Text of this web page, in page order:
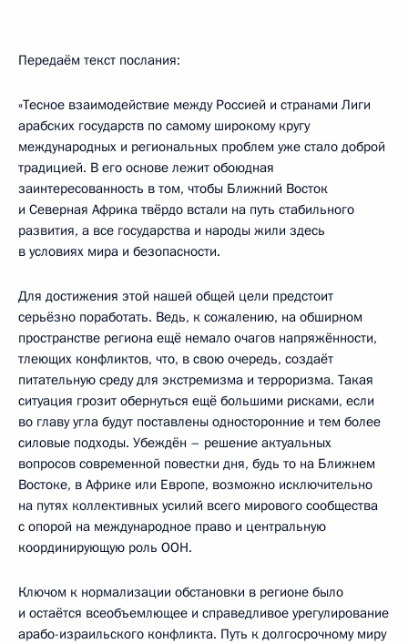
Передаём текст послания:
«Тесное взаимодействие между Россией и странами Лиги
арабских государств по самому широкому кругу
международных и региональных проблем уже стало доброй
традицией. В его основе лежит обоюдная
заинтересованность в том, чтобы Ближний Восток
и Северная Африка твёрдо встали на путь стабильного
развития, а все государства и народы жили здесь
в условиях мира и безопасности.
Для достижения этой нашей общей цели предстоит
серьёзно поработать. Ведь, к сожалению, на обширном
пространстве региона ещё немало очагов напряжённости,
тлеющих конфликтов, что, в свою очередь, создаёт
питательную среду для экстремизма и терроризма. Такая
ситуация грозит обернуться ещё большими рисками, если
во главу угла будут поставлены односторонние и тем более
силовые подходы. Убеждён – решение актуальных
вопросов современной повестки дня, будь то на Ближнем
Востоке, в Африке или Европе, возможно исключительно
на путях коллективных усилий всего мирового сообщества
с опорой на международное право и центральную
координирующую роль ООН.
Ключом к нормализации обстановки в регионе было
и остаётся всеобъемлющее и справедливое урегулирование
арабо-израильского конфликта. Путь к долгосрочному миру